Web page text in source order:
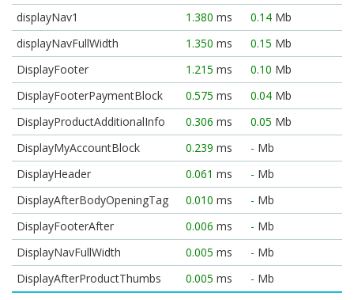
displayNav1
1.380 ms 0.14 Mb
displayNavFullWidth
1.350 ms 0.15 Mb
DisplayFooter
1.215 ms 0.10 Mb
DisplayFooterPaymentBlock
0.575 ms 0.04 Mb
DisplayProductAdditionalInfo
0.306 ms 0.05 Mb
DisplayMyAccountBlock
0.239 ms - Mb
DisplayHeader
0.061 ms - Mb
DisplayAfterBodyOpeningTag
0.010 ms - Mb
DisplayFooterAfter
0.006 ms - Mb
DisplayNavFullWidth
0.005 ms - Mb
DisplayAfterProductThumbs
0.005 ms - Mb